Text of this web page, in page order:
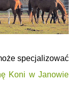
specjalizować
Koni w Janowie